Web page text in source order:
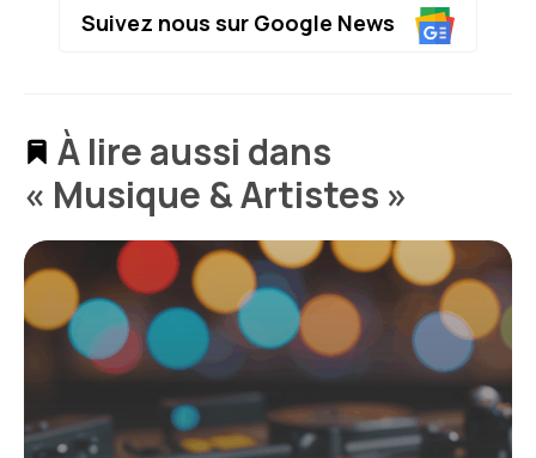
Suivez nous sur Google News
À lire aussi dans
« Musique & Artistes »